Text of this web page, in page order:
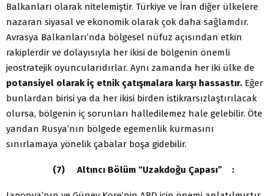
Balkanları olarak nitelemiştir. Türkiye ve İran diğer ülkelere
nazaran siyasal ve ekonomik olarak çok daha sağlamdır.
Avrasya Balkanları’nda bölgesel nüfuz açısından etkin
rakiplerdir ve dolayısıyla her ikisi de bölgenin önemli
jeostratejik oyuncularıdırlar. Aynı zamanda her iki ülke de
potansiyel olarak iç etnik çatışmalara karşı hassastır. Eğer
bunlardan birisi ya da her ikisi birden istikrarsızlaştırılacak
olursa, bölgenin iç sorunları halledilemez hale gelebilir. Öte
yandan Rusya’nın bölgede egemenlik kurmasını
sınırlamaya yönelik çabalar boşa gidebilir.
(7) Altıncı Bölüm “Uzakdoğu Çapası” :